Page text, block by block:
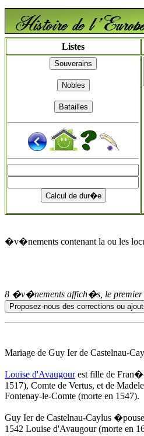
Listes
�v�nements contenant la ou les
8 �v�nements affich�s, le premier
Mariage de Guy Ier de Castelnau-
Louise d'Avaugourest fille de
1517), Comte de Vertus, et de
Fontenay-le-Comte (morte en 1547).
Guy Ier de Castelnau-Caylus
1542 Louise d'Avaugour (morte en